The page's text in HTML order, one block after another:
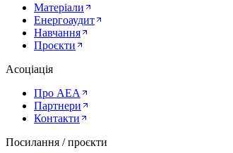
Матеріали
Енергоаудит
Навчання
Проєкти
Асоціація
Про AEA
Партнери
Контакти
Посилання / проєкти